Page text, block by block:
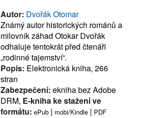
Autor: Dvořák Otomar
Známý autor historických románů a
milovník záhad Otokar Dvořák
odhaluje tentokrát před čtenáři
„rodinné tajemství“.
Popis: Elektronická kniha, 266
stran
Zabezpečení: ekniha bez Adobe
DRM, E-kniha ke stažení ve
formátu: ePub | mobi/Kindle | PDF